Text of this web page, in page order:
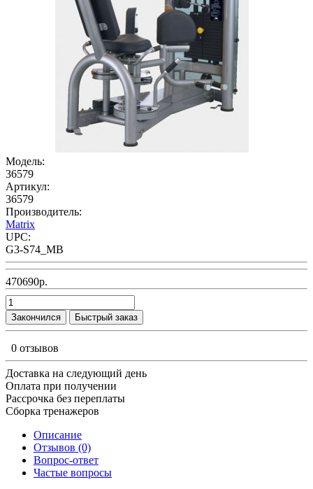
Модель:
36579
Артикул:
36579
Производитель:
Matrix
UPC:
G3-S74_MB
470690р.
Закончился Быстрый заказ
0 отзывов
Доставка на следующий день
Оплата при получении
Рассрочка без переплаты
Сборка тренажеров
Описание
Отзывов (0)
Вопрос-ответ
Частые вопросы